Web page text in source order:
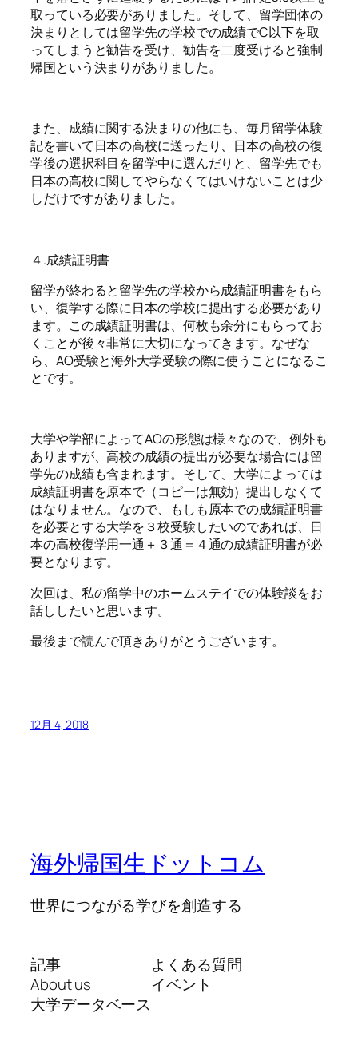
取っている必要がありました。そして、留学団体の
決まりとしては留学先の学校での成績でC以下を取
ってしまうと勧告を受け、勧告を二度受けると強制
帰国という決まりがありました。
また、成績に関する決まりの他にも、毎月留学体験
記を書いて日本の高校に送ったり、日本の高校の復
学後の選択科目を留学中に選んだりと、留学先でも
日本の高校に関してやらなくてはいけないことは少
しだけですがありました。
４.成績証明書
留学が終わると留学先の学校から成績証明書をもら
い、復学する際に日本の学校に提出する必要があり
ます。この成績証明書は、何枚も余分にもらってお
くことが後々非常に大切になってきます。なぜな
ら、AO受験と海外大学受験の際に使うことになるこ
とです。
大学や学部によってAOの形態は様々なので、例外も
ありますが、高校の成績の提出が必要な場合には留
学先の成績も含まれます。そして、大学によっては
成績証明書を原本で（コピーは無効）提出しなくて
はなりません。なので、もしも原本での成績証明書
を必要とする大学を３校受験したいのであれば、日
本の高校復学用一通＋３通＝４通の成績証明書が必
要となります。
次回は、私の留学中のホームステイでの体験談をお
話ししたいと思います。
最後まで読んで頂きありがとうございます。
12月 4, 2018
海外帰国生ドットコム
世界につながる学びを創造する
記事
About us
大学データベース
よくある質問
イベント